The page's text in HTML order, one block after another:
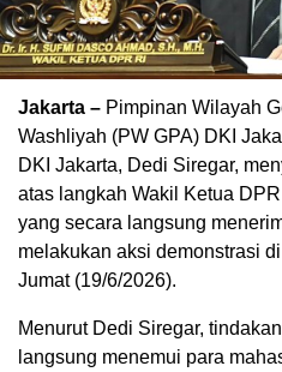
Jakarta – Pimpinan Wilayah
Washliyah (PW GPA) DKI
DKI Jakarta, Dedi Siregar,
atas langkah Wakil Ketua
yang secara langsung
melakukan aksi demonstrasi
Jumat (19/6/2026).
Menurut Dedi Siregar,
langsung menemui para